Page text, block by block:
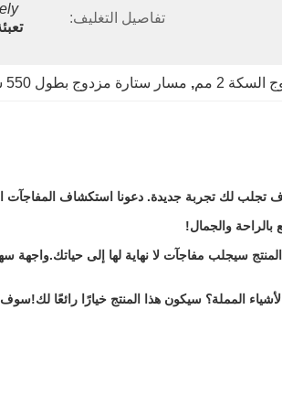
تفاصيل التغليف:
2 مم , مسار ستارة مزدوج بطول 550 سم لنافذة الخليج
تجلب لك تجربة جديدة. دعونا استكشاف المفاجآت
والجمال!
سيجلب مفاجآت لا نهاية لها إلى حياتك.واجهة
الأشياء المملة؟ سيكون هذا المنتج خيارًا رائعًا